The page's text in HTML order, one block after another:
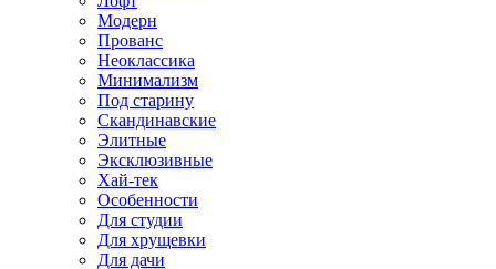
Модерн
Прованс
Неоклассика
Минимализм
Под старину
Скандинавские
Элитные
Эксклюзивные
Хай-тек
Особенности
Для студии
Для хрущевки
Для дачи